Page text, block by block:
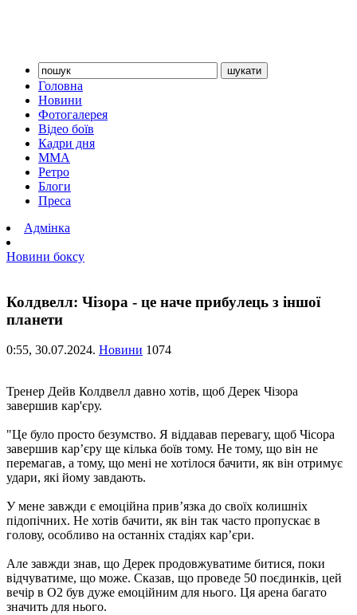
Головна
Новини
Фотогалерея
Відео боїв
Кадри дня
ММА
Ретро
Блоги
Преса
Адмінка
Новини боксу
Колдвелл: Чізора - це наче прибулець з іншої
планети
0:55, 30.07.2024. Новини 1074
Тренер Дейв Колдвелл давно хотів, щоб Дерек Чізора
завершив кар'єру.
"Це було просто безумство. Я віддавав перевагу, щоб Чісора
завершив карʼєру ще кілька боїв тому. Не тому, що він не
перемагав, а тому, що мені не хотілося бачити, як він отримує
удари, які йому завдають.
У мене завжди є емоційна привʼязка до своїх колишніх
підопічних. Не хотів бачити, як він так часто пропускає в
голову, особливо на останніх стадіях карʼєри.
Але завжди знав, що Дерек продовжуватиме битися, поки
відчуватиме, що може. Сказав, що проведе 50 поєдинків, цей
вечір в О2 був дуже емоційним для нього. Ця арена багато
значить для нього.